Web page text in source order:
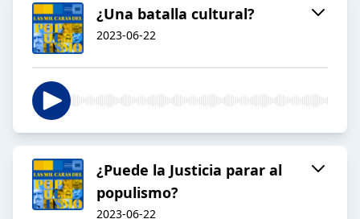
¿Una batalla cultural?
2023-06-22
¿Puede la Justicia parar al
populismo?
2023-06-22